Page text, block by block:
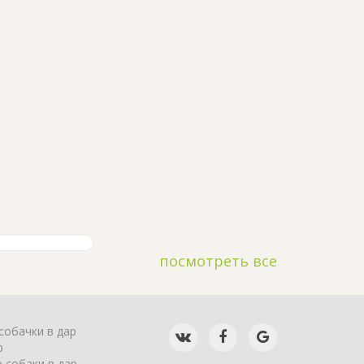
посмотреть все
в дар